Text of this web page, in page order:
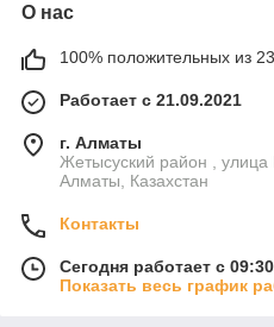
О нас
100% положительных из
Работает с 21.09.2021
г. Алматы
Жетысуский район , улица
Алматы, Казахстан
Контакты
Сегодня работает с
Показать весь график